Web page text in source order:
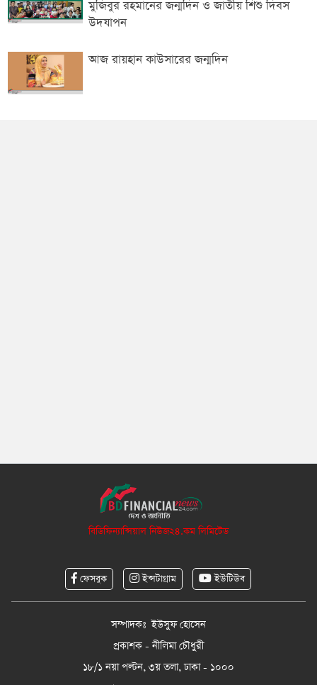
মুজিবুর রহমানের জন্মদিন ও জাতীয় শিশু দিবস
উদযাপন
আজ রায়হান কাউসারের জন্মদিন
বিডিফিন্যান্সিয়াল নিউজ২৪.কম লিমিটেড
ফেসবুক ইন্সটাগ্রাম ইউটিউব
সম্পাদকঃ ইউসুফ হোসেন
প্রকাশক - নীলিমা চৌধুরী
১৮/১ নয়া পল্টন, ৩য় তলা, ঢাকা - ১০০০